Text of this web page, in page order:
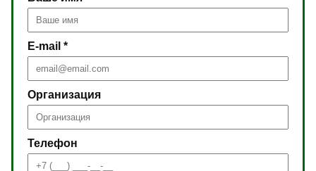
E-mail *
Организация
Телефон